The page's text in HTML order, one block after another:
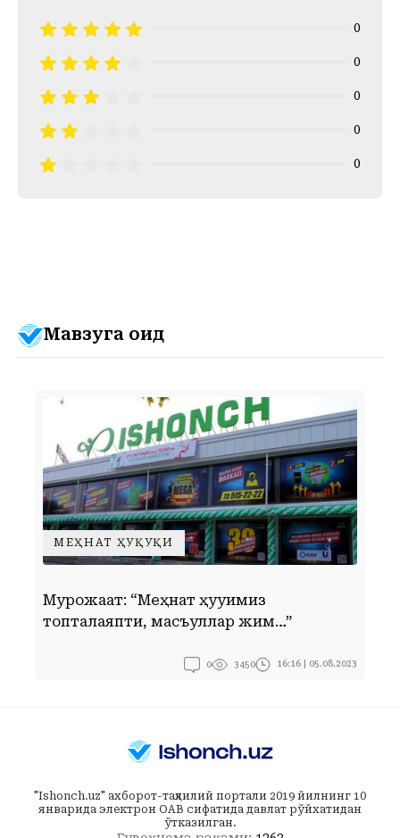
0
0
0
0
0
Мавзуга оид
МЕҲНАТ ҲУҚУҚИ
Мурожаат: “Меҳнат ҳуқуқимиз
топталаяпти, масъуллар жим…”
0 3450 16:16 | 05.08.2023
"Ishonch.uz" ахборот-таҳлилий портали 2019 йилнинг 10
январида электрон ОАВ сифатида давлат рўйхатидан
ўтказилган.